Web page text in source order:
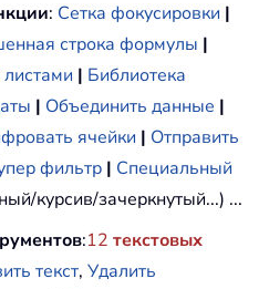
: Сетка фокусировки |
строка формулы |
| Библиотека
| Объединить данные |
ячейки | Отправить
фильтр | Специальный
курсив/зачеркнутый...) ...
:12 текстовых
текст, Удалить